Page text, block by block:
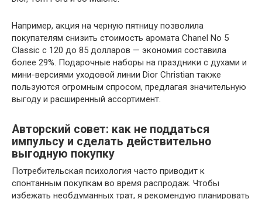
Например, акция на черную пятницу позволила
покупателям снизить стоимость аромата Chanel No 5
Classic с 120 до 85 долларов — экономия составила
более 29%. Подарочные наборы на праздники с духами и
мини-версиями уходовой линии Dior Christian также
пользуются огромным спросом, предлагая значительную
выгоду и расширенный ассортимент.
Авторский совет: как не поддаться
импульсу и сделать действительно
выгодную покупку
Потребительская психология часто приводит к
спонтанным покупкам во время распродаж. Чтобы
избежать необдуманных трат, я рекомендую планировать